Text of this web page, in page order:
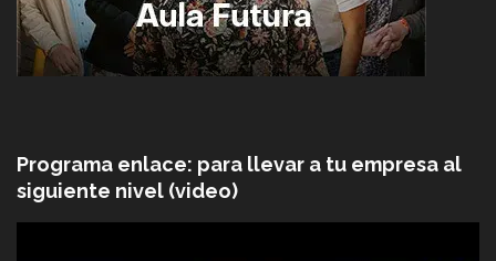
Programa enlace: para llevar a tu empresa al
siguiente nivel (video)